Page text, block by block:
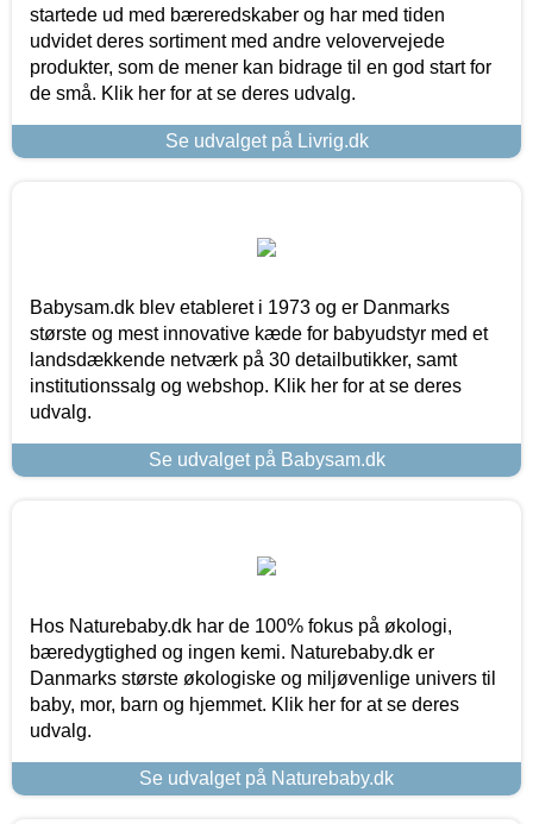
startede ud med bæreredskaber og har med tiden
udvidet deres sortiment med andre velovervejede
produkter, som de mener kan bidrage til en god start for
de små. Klik her for at se deres udvalg.
Se udvalget på Livrig.dk
Babysam.dk blev etableret i 1973 og er Danmarks
største og mest innovative kæde for babyudstyr med et
landsdækkende netværk på 30 detailbutikker, samt
institutionssalg og webshop. Klik her for at se deres
udvalg.
Se udvalget på Babysam.dk
Hos Naturebaby.dk har de 100% fokus på økologi,
bæredygtighed og ingen kemi. Naturebaby.dk er
Danmarks største økologiske og miljøvenlige univers til
baby, mor, barn og hjemmet. Klik her for at se deres
udvalg.
Se udvalget på Naturebaby.dk